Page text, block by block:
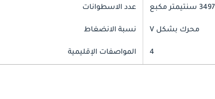
3497 سنتيمتر مكبع عدد الاسطوانات
محرك بشكل V نسبة الانضغاط
4 المواصفات الإقليمية